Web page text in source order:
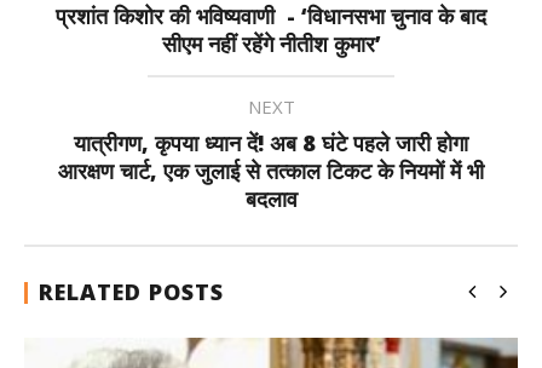
प्रशांत किशोर की भविष्यवाणी - ‘विधानसभा चुनाव के बाद
सीएम नहीं रहेंगे नीतीश कुमार’
NEXT
यात्रीगण, कृपया ध्यान दें! अब 8 घंटे पहले जारी होगा
आरक्षण चार्ट, एक जुलाई से तत्काल टिकट के नियमों में भी
बदलाव
RELATED POSTS